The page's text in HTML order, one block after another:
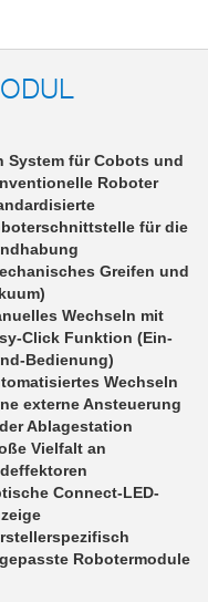
System für Cobots und
Roboter
für die
Greifen und
Wechseln mit
Click Funktion (Ein-
Bedienung)
Wechseln
externe Ansteuerung
Ablagestation
Vielfalt an
Connect-LED-
Robotermodule